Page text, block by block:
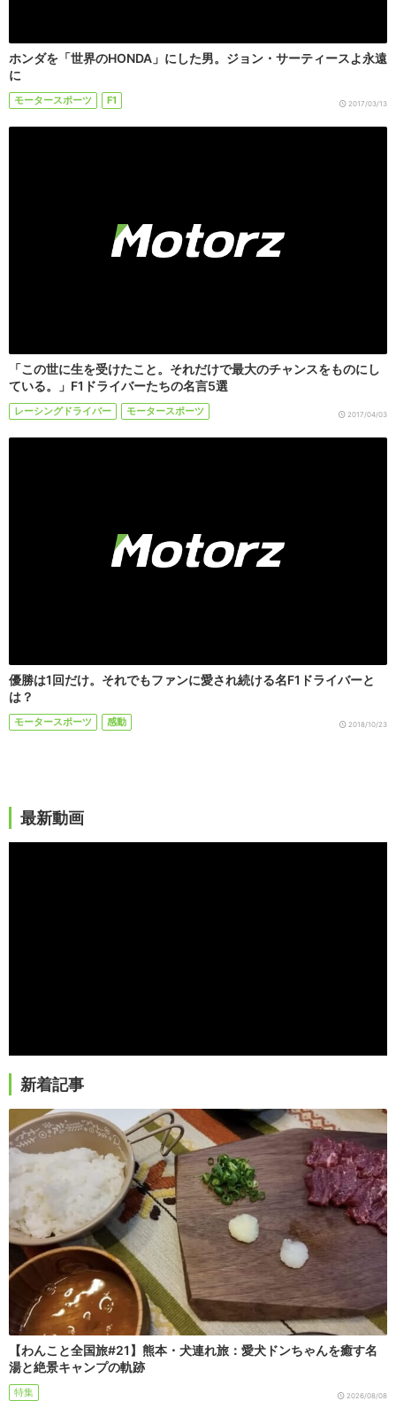
ホンダを「世界のHONDA」にした男。ジョン・サーティースよ永遠
に
モータースポーツ F1 2017/03/13
「この世に生を受けたこと。それだけで最大のチャンスをものにし
ている。」F1ドライバーたちの名言5選
レーシングドライバー モータースポーツ 2017/04/03
優勝は1回だけ。それでもファンに愛され続ける名F1ドライバーと
は？
モータースポーツ 感動 2018/10/23
最新動画
新着記事
【わんこと全国旅#21】熊本・犬連れ旅：愛犬ドンちゃんを癒す名
湯と絶景キャンプの軌跡
特集 2026/08/08